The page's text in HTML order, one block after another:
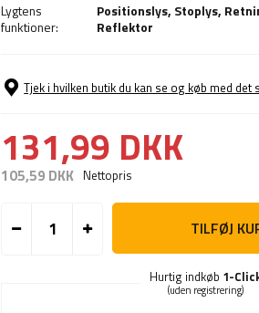
Lygtens
funktioner:
Positionslys, Stoplys,
Reflektor
Tjek i hvilken butik du kan se og køb med det
131,99 DKK
105,59 DKK Nettopris
TILFØJ
Hurtig indkøb 1-
(uden registrering)